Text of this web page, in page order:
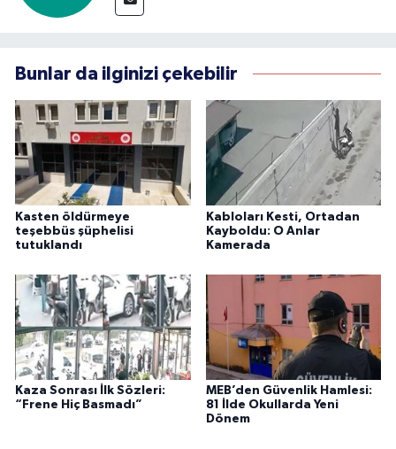
Bunlar da ilginizi çekebilir
Kasten öldürmeye
teşebbüs şüphelisi
tutuklandı
Kabloları Kesti, Ortadan
Kayboldu: O Anlar
Kamerada
Kaza Sonrası İlk Sözleri:
“Frene Hiç Basmadı”
MEB’den Güvenlik Hamlesi:
81 İlde Okullarda Yeni
Dönem